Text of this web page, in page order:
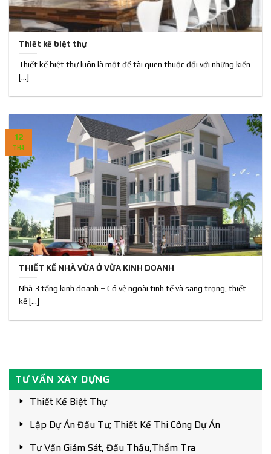
Thiết kế biệt thự
Thiết kế biệt thự luôn là một đề tài quen thuộc đối với những kiến
[...]
THIẾT KẾ NHÀ VỪA Ở VỪA KINH DOANH
Nhà 3 tầng kinh doanh – Có vẻ ngoài tinh tế và sang trọng, thiết
kế [...]
12
TH4
TƯ VẤN XÂY DỰNG
Thiết Kế Biệt Thự
Lập Dự Án Đầu Tư; Thiết Kế Thi Công Dự Án
Tư Vấn Giám Sát, Đấu Thầu,thẩm Tra